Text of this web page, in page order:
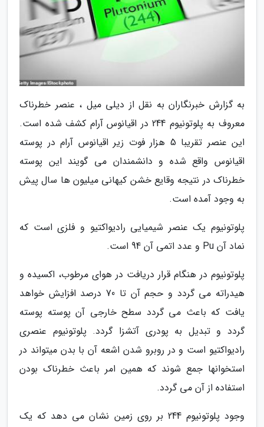
به گزارش خبرنگاران به نقل از دیلی میل ، عنصر خطرناک
معروف به پلوتونیوم 244 در اقیانوس آرام کشف شده است.
این عنصر تقریبا 5 هزار فوت زیر اقیانوس آرام در پوسته
اقیانوس واقع شده و دانشمندان می گویند این پوسته
خطرناک در نتیجه وقایع خشن کیهانی میلیون ها سال پیش
به وجود آمده است.
پلوتونیوم یک عنصر شیمیایی رادیواکتیو و فلزی است که
نماد آن Pu و عدد اتمی آن 94 است.
پلوتونیوم در هنگام قرار دریافت در هوای مرطوب، اکسیده و
هیدراته می گردد و حجم آن تا 70 درصد افزایش خواهد
یافت که باعث می گردد سطح خارجی آن پوسته پوسته
گردد و تبدیل به پودری آتشزا گردد. پلوتونیوم عنصری
رادیواکتیو است و در روبرو شدن اشعه آن با بدن میتواند در
استخوانها جمع شوند که همین امر باعث خطرناک بودن
استفاده از آن می گردد.
وجود پلوتونیوم 244 بر روی زمین نشان می دهد که یک